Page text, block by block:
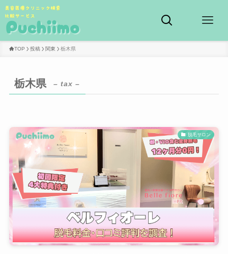
TOP 投稿 関東 栃木県
栃木県 – tax –
脱毛サロン